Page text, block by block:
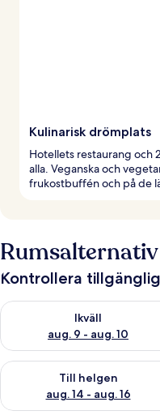
Kulinarisk drömplats
Hotellets restaurang och
alla. Veganska och
frukostbuffén och på de
Rumsalternativ
Kontrollera
Ikväll
aug. 9 - aug. 10
Kontrollera tillgängligheten
Till helgen
aug. 14 - aug. 16
Kontrollera